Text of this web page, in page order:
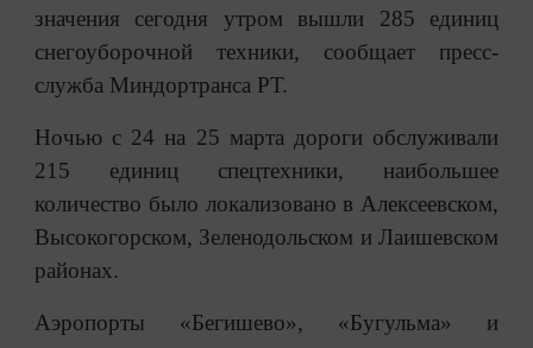
значения сегодня утром вышли 285 единиц
снегоуборочной техники, сообщает пресс-
служба Миндортранса РТ.
Ночью с 24 на 25 марта дороги обслуживали
215 единиц спецтехники, наибольшее
количество было локализовано в Алексеевском,
Высокогорском, Зеленодольском и Лаишевском
районах.
Аэропорты «Бегишево», «Бугульма» и